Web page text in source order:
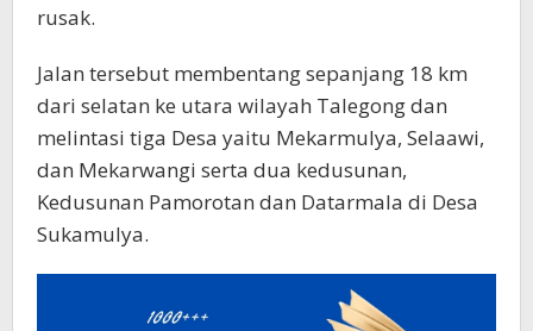
rusak.
Jalan tersebut membentang sepanjang 18 km
dari selatan ke utara wilayah Talegong dan
melintasi tiga Desa yaitu Mekarmulya, Selaawi,
dan Mekarwangi serta dua kedusunan,
Kedusunan Pamorotan dan Datarmala di Desa
Sukamulya.